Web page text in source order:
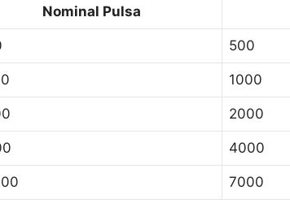
Nominal Pulsa
500
1000
2000
4000
7000